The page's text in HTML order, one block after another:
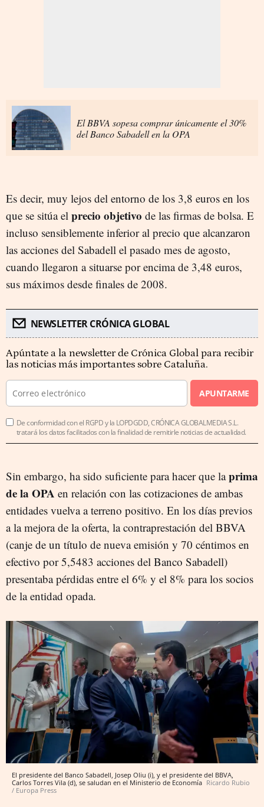
El BBVA sopesa comprar únicamente el 30%
del Banco Sabadell en la OPA
Es decir, muy lejos del entorno de los 3,8 euros en los
que se sitúa el precio objetivo de las firmas de bolsa. E
incluso sensiblemente inferior al precio que alcanzaron
las acciones del Sabadell el pasado mes de agosto,
cuando llegaron a situarse por encima de 3,48 euros,
sus máximos desde finales de 2008.
NEWSLETTER CRÓNICA GLOBAL
Apúntate a la newsletter de Crónica Global para recibir
las noticias más importantes sobre Cataluña.
APUNTARME
De conformidad con el RGPD y la LOPDGDD, CRÓNICA GLOBALMEDIA S.L.
tratará los datos facilitados con la finalidad de remitirle noticias de actualidad.
Sin embargo, ha sido suficiente para hacer que laprima
de la OPA en relación con las cotizaciones de ambas
entidades vuelva a terreno positivo. En los días previos
a la mejora de la oferta, la contraprestación del BBVA
(canje de un título de nueva emisión y 70 céntimos en
efectivo por 5,5483 acciones del Banco Sabadell)
presentaba pérdidas entre el 6% y el 8% para los socios
de la entidad opada.
El presidente del Banco Sabadell, Josep Oliu (i), y el presidente del BBVA,
Carlos Torres Vila (d), se saludan en el Ministerio de Economía Ricardo Rubio
/ Europa Press